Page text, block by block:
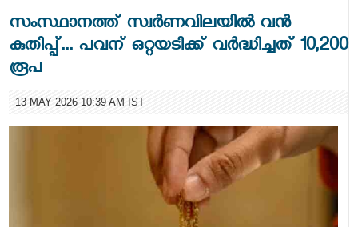
സംസ്ഥാനത്ത് സ്വർണവിലയിൽ വൻ
കുതിപ്പ്... പവന് ഒറ്റയടിക്ക് വർദ്ധിച്ചത് 10,200
രൂപ
13 MAY 2026 10:39 AM IST